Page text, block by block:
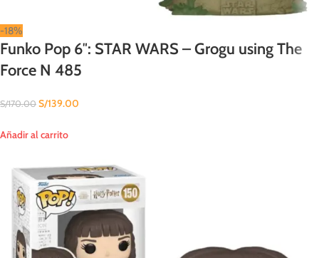
-18%
Funko Pop 6″: STAR WARS – Grogu using The
Force N 485
S/170.00 S/139.00
Añadir al carrito